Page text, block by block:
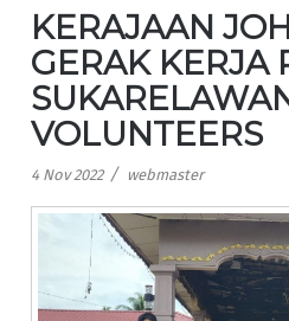
KERAJAAN
GERAK KERJA
VOLUNTEERS
4 Nov 2022 / webmaster